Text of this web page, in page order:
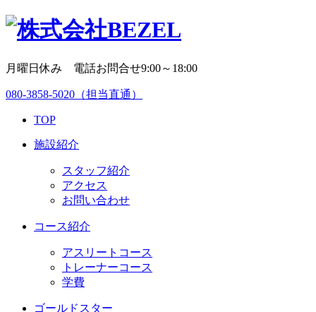
月曜日休み 電話お問合せ9:00～18:00
080-3858-5020 （担当直通）
TOP
施設紹介
スタッフ紹介
アクセス
お問い合わせ
コース紹介
アスリートコース
トレーナーコース
学費
ゴールドスター